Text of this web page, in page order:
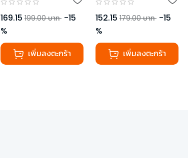
169.15 199.00 บาท -15
%
เพิ่มลงตะกร้า
152.15 179.00 บาท -15
%
เพิ่มลงตะกร้า